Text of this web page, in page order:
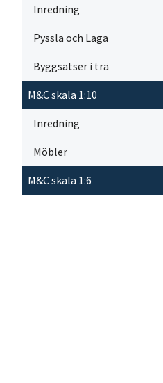
Inredning
Pyssla och Laga
Byggsatser i trä
M&C skala 1:10
Inredning
Möbler
M&C skala 1:6